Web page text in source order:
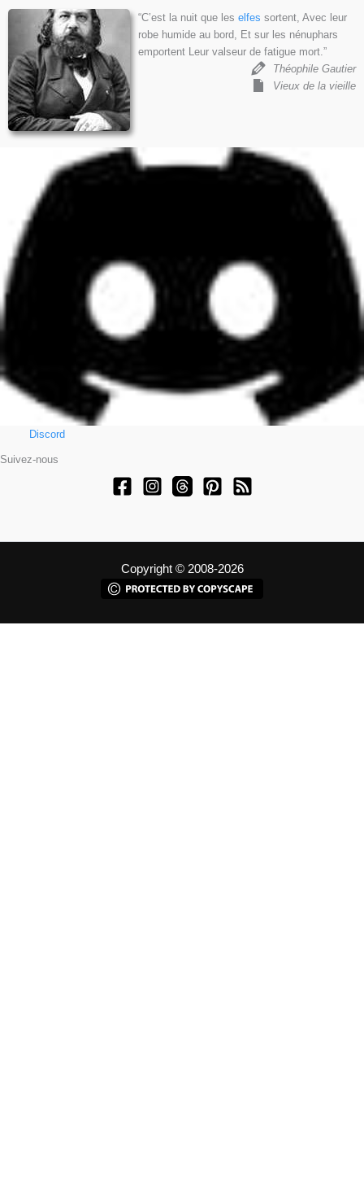
“C’est la nuit que les elfes sortent, Avec leur
robe humide au bord, Et sur les nénuphars
emportent Leur valseur de fatigue mort.”
Théophile Gautier
Vieux de la vieille
Discord
Suivez-nous
Copyright © 2008-2026